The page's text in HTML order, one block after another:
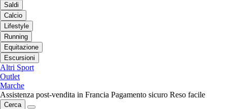
Saldi
Calcio
Lifestyle
Running
Equitazione
Escursioni
Altri Sport
Outlet
Marche
Assistenza post-vendita in Francia Pagamento sicuro Reso facile
Cerca